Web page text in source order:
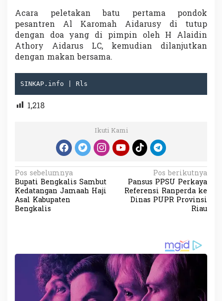
Acara peletakan batu pertama pondok
pesantren Al Karomah Aidarusy di tutup
dengan doa yang di pimpin oleh H Alaidin
Athory Aidarus LC, kemudian dilanjutkan
dengan makan bersama.
SINKAP.info | Rls
1,218
Ikuti Kami
N
a
v
s
Pos sebelumnya
Bupati Bengkalis Sambut
Kedatangan Jamaah Haji
Asal Kabupaten
Bengkalis
Pos berikutnya
Pansus PPSU Perkaya
Referensi Ranperda ke
Dinas PUPR Provinsi
Riau